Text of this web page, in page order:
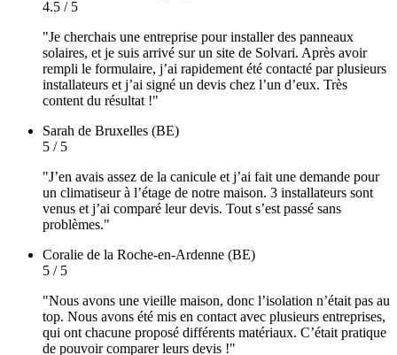
4.5 / 5
"Je cherchais une entreprise pour installer des panneaux
solaires, et je suis arrivé sur un site de Solvari. Après avoir
rempli le formulaire, j’ai rapidement été contacté par plusieurs
installateurs et j’ai signé un devis chez l’un d’eux. Très
content du résultat !"
Sarah de Bruxelles (BE)
5 / 5
"J’en avais assez de la canicule et j’ai fait une demande pour
un climatiseur à l’étage de notre maison. 3 installateurs sont
venus et j’ai comparé leur devis. Tout s’est passé sans
problèmes."
Coralie de la Roche-en-Ardenne (BE)
5 / 5
"Nous avons une vieille maison, donc l’isolation n’était pas au
top. Nous avons été mis en contact avec plusieurs entreprises,
qui ont chacune proposé différents matériaux. C’était pratique
de pouvoir comparer leurs devis !"